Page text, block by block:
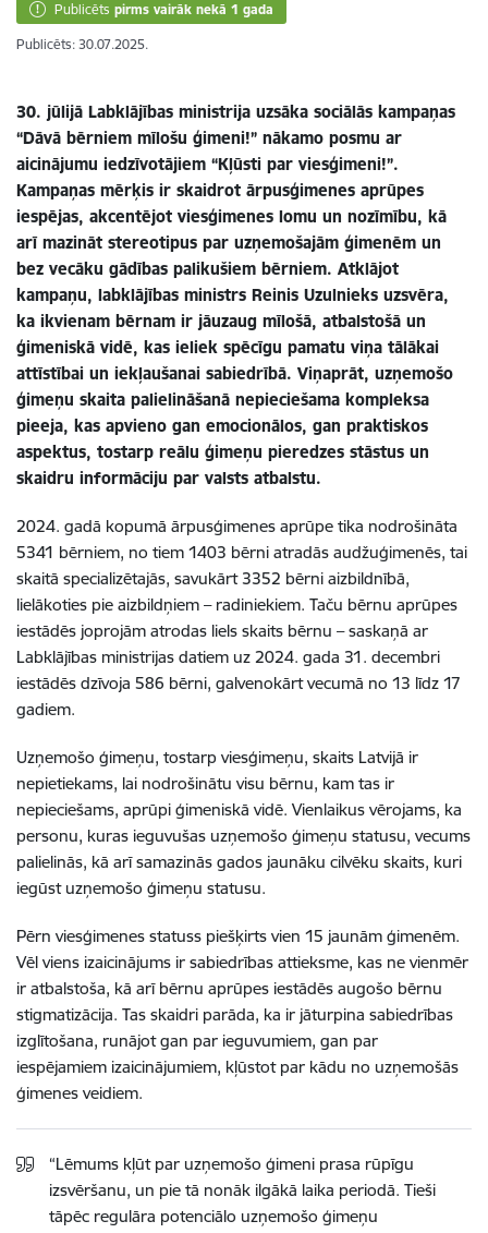
Publicēts pirms vairāk nekā 1 gada
Publicēts: 30.07.2025.
30. jūlijā Labklājības ministrija uzsāka sociālās kampaņas
“Dāvā bērniem mīlošu ģimeni!” nākamo posmu ar
aicinājumu iedzīvotājiem “Kļūsti par viesģimeni!”.
Kampaņas mērķis ir skaidrot ārpusģimenes aprūpes
iespējas, akcentējot viesģimenes lomu un nozīmību, kā
arīmazināt stereotipus par uzņemošajām ģimenēm un
bez vecāku gādības palikušiem bērniem. Atklājot
kampaņu, labklājības ministrs Reinis Uzulnieks uzsvēra,
ka ikvienam bērnam ir jāuzaug mīlošā, atbalstošā un
ģimeniskā vidē, kas ieliek spēcīgu pamatu viņa tālākai
attīstībai un iekļaušanai sabiedrībā. Viņaprāt, uzņemošo
ģimeņu skaita palielināšanā nepieciešama kompleksa
pieeja, kas apvieno gan emocionālos, gan praktiskos
aspektus, tostarp reālu ģimeņu pieredzes stāstus un
skaidru informāciju par valsts atbalstu.
2024. gadā kopumā ārpusģimenes aprūpe tika nodrošināta
5341 bērniem, no tiem 1403 bērni atradās audžuģimenēs, tai
skaitā specializētajās, savukārt 3352 bērni aizbildnībā,
lielākoties pie aizbildņiem – radiniekiem. Taču bērnu aprūpes
iestādēs joprojām atrodas liels skaits bērnu – saskaņā ar
Labklājības ministrijas datiem uz 2024. gada 31. decembri
iestādēs dzīvoja 586 bērni, galvenokārt vecumā no 13 līdz 17
gadiem.
Uzņemošo ģimeņu, tostarp viesģimeņu, skaits Latvijā ir
nepietiekams, lai nodrošinātu visu bērnu, kam tas ir
nepieciešams, aprūpi ģimeniskā vidē. Vienlaikus vērojams, ka
personu, kuras ieguvušas uzņemošo ģimeņu statusu, vecums
palielinās, kā arī samazinās gados jaunāku cilvēku skaits, kuri
iegūst uzņemošo ģimeņu statusu.
Pērn viesģimenes statuss piešķirts vien 15 jaunām ģimenēm.
Vēl viens izaicinājums ir sabiedrības attieksme, kas ne vienmēr
ir atbalstoša, kā arī bērnu aprūpes iestādēs augošo bērnu
stigmatizācija. Tas skaidri parāda, ka ir jāturpina sabiedrības
izglītošana, runājot gan par ieguvumiem, gan par
iespējamiem izaicinājumiem, kļūstot par kādu no uzņemošās
ģimenes veidiem.
“Lēmums kļūt par uzņemošo ģimeni prasa rūpīgu
izsvēršanu, un pie tā nonāk ilgākā laika periodā. Tieši
tāpēc regulāra potenciālo uzņemošo ģimeņu